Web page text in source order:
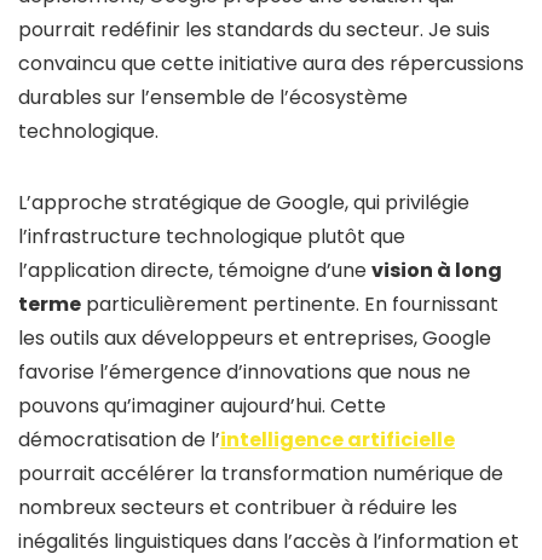
pourrait redéfinir les standards du secteur. Je suis
convaincu que cette initiative aura des répercussions
durables sur l’ensemble de l’écosystème
technologique.
L’approche stratégique de Google, qui privilégie
l’infrastructure technologique plutôt que
l’application directe, témoigne d’unevision à long
terme particulièrement pertinente. En fournissant
les outils aux développeurs et entreprises, Google
favorise l’émergence d’innovations que nous ne
pouvons qu’imaginer aujourd’hui. Cette
démocratisation de l’intelligence artificielle
pourrait accélérer la transformation numérique de
nombreux secteurs et contribuer à réduire les
inégalités linguistiques dans l’accès à l’information et